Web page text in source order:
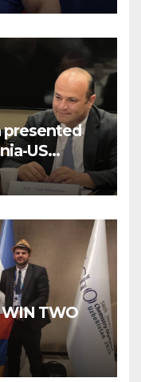
presented
US
Policy
TWO